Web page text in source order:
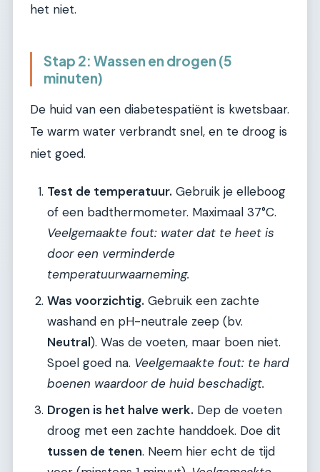
het niet.
Stap 2: Wassen en drogen (5
minuten)
De huid van een diabetespatiënt is kwetsbaar.
Te warm water verbrandt snel, en te droog is
niet goed.
Test de temperatuur. Gebruik je elleboog
of een badthermometer. Maximaal 37°C.
Veelgemaakte fout: water dat te heet is
door een verminderde
temperatuurwaarneming.
Was voorzichtig. Gebruik een zachte
washand en pH-neutrale zeep (bv.
Neutral). Was de voeten, maar boen niet.
Spoel goed na. Veelgemaakte fout: te hard
boenen waardoor de huid beschadigt.
Drogen is het halve werk. Dep de voeten
droog met een zachte handdoek. Doe dit
tussen de tenen. Neem hier echt de tijd